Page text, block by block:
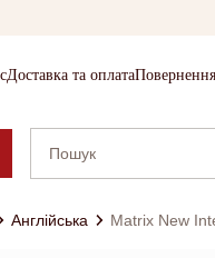
Доставка та оплата
Англійська Matrix New